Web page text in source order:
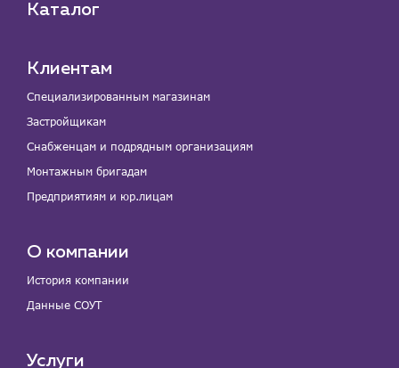
Каталог
Клиентам
Специализированным магазинам
Застройщикам
Снабженцам и подрядным организациям
Монтажным бригадам
Предприятиям и юр.лицам
О компании
История компании
Данные СОУТ
Услуги